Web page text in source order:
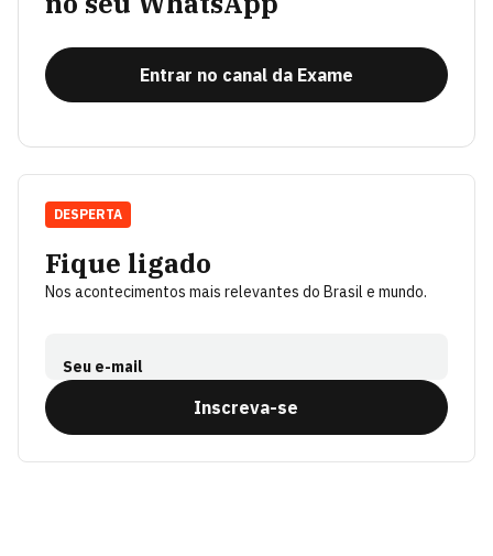
Entrar no canal da Exame
Fique ligado
Nos acontecimentos mais relevantes do Brasil e mundo.
Seu e-mail
Inscreva-se
DESPERTA